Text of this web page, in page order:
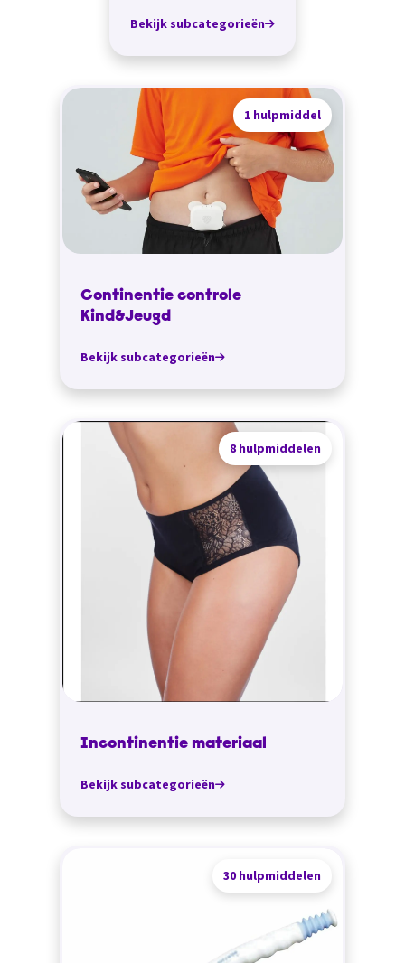
Bekijk subcategorieën
1 hulpmiddel
Continentie controle
Kind&Jeugd
Bekijk subcategorieën
8 hulpmiddelen
Incontinentie materiaal
Bekijk subcategorieën
30 hulpmiddelen